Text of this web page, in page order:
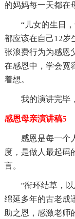
的妈妈每一天都在
“儿女的生日
都应该在自己12岁
张浪费行为为感恩
在感恩中，学会宽
着想。
我的演讲完毕
感恩母亲演讲稿5
感恩是每一个
度，是做人最起码
言。
"衔环结草，
绵延多年的古老成
助之恩，感激老师